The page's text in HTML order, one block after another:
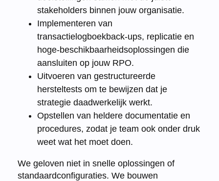
stakeholders binnen jouw organisatie.
Implementeren van
transactielogboekback-ups, replicatie en
hoge-beschikbaarheidsoplossingen die
aansluiten op jouw RPO.
Uitvoeren van gestructureerde
hersteltests om te bewijzen dat je
strategie daadwerkelijk werkt.
Opstellen van heldere documentatie en
procedures, zodat je team ook onder druk
weet wat het moet doen.
We geloven niet in snelle oplossingen of
standaardconfiguraties. We bouwen